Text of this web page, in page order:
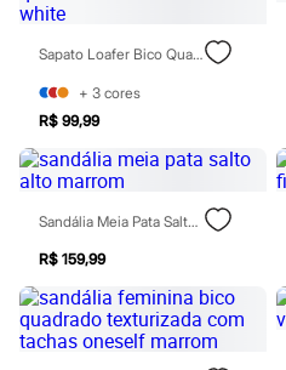
Rasteirinhas
Tênis
Diversão
Marcas
Baby Club
Fifteen
Miss Fifteen
Palomino
Moda íntima
Calcinhas
Cuecas
Pijamas
Moda praia
Biquínis e Maiôs
Sapato Loafer Bico Quadrado Com Fivela Off White
+ 3 cores
R$ 99,99
Sandália Meia Pata Salto Alto Marrom
R$ 159,99